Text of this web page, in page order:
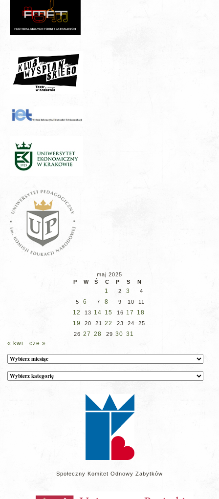
maj 2025
P
W Ś C P S N
1 2 3
4
5
6 7 8 9 10 11
12 13 14 15 16 17
18
19
20 21 22 23 24
25
26 27 28 29 30 31
« kwi
cze »
Archiwum
Kategorie
wpisów
Społeczny Komitet Odnowy Zabytków